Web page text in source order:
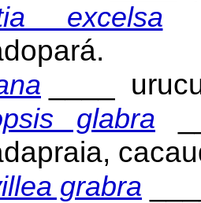
excelsa
____
glabra
grabra